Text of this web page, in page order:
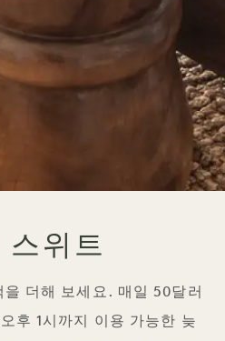
스위트
더해 보세요. 매일 50달러
후 1시까지 이용 가능한 늦